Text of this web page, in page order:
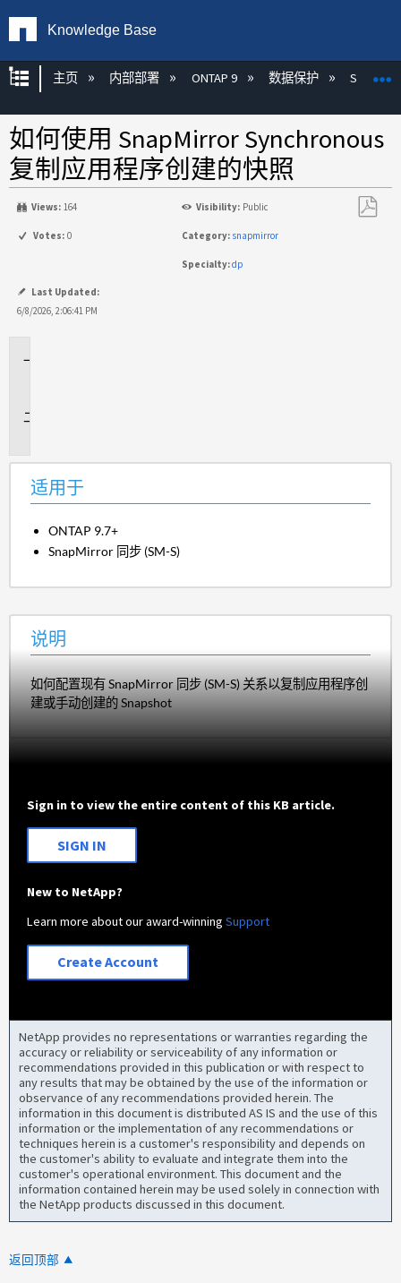
Knowledge Base
扩展/隐缩全局层次
主页 内部部署 ONTAP 9 数据保护
如何使用 SnapMirror Synchronous
复制应用程序创建的快照
Views: 164 Visibility: Public
Votes: 0 Category: snapmirror
Specialty:dp
Last Updated:
6/8/2026, 2:06:41 PM
适用于
ONTAP 9.7+
SnapMirror 同步 (SM-S)
说明
如何配置现有 SnapMirror 同步 (SM-S) 关系以复制应用程序创
建或手动创建的 Snapshot
Sign in to view the entire content of this KB article.
SIGN IN
New to NetApp?
Learn more about our award-winningSupport
Create Account
NetApp provides no representations or warranties regarding the
accuracy or reliability or serviceability of any information or
recommendations provided in this publication or with respect to
any results that may be obtained by the use of the information or
observance of any recommendations provided herein. The
information in this document is distributed AS IS and the use of this
information or the implementation of any recommendations or
techniques herein is a customer's responsibility and depends on
the customer's ability to evaluate and integrate them into the
customer's operational environment. This document and the
information contained herein may be used solely in connection with
the NetApp products discussed in this document.
返回顶部